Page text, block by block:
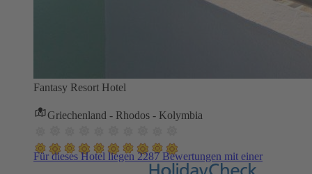
Fantasy Resort Hotel
Griechenland - Rhodos - Kolymbia
Für dieses Hotel liegen 2287 Bewertungen mit einer